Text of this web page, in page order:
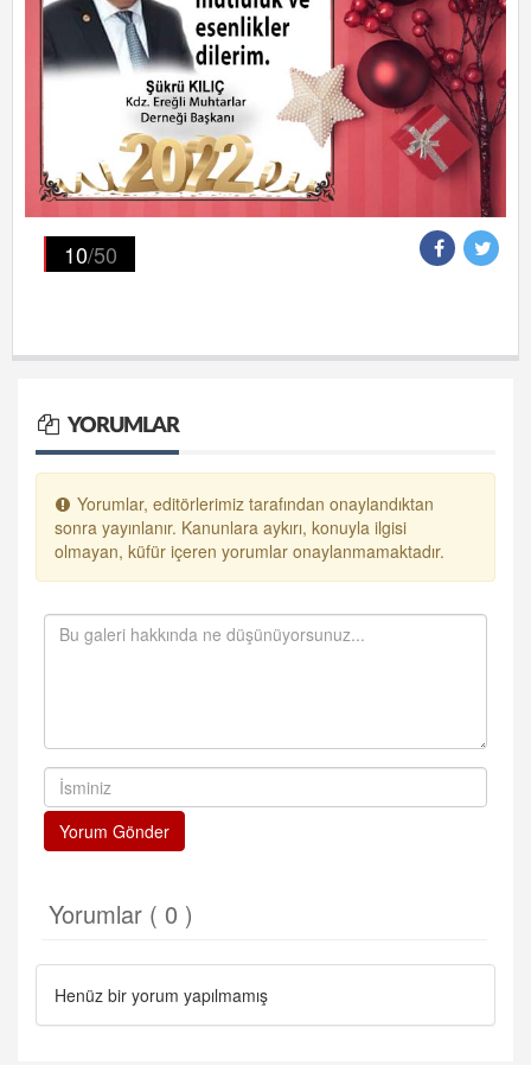
10/50
YORUMLAR
Yorumlar, editörlerimiz tarafından onaylandıktan
sonra yayınlanır. Kanunlara aykırı, konuyla ilgisi
olmayan, küfür içeren yorumlar onaylanmamaktadır.
Yorum Gönder
Yorumlar ( 0 )
Henüz bir yorum yapılmamış